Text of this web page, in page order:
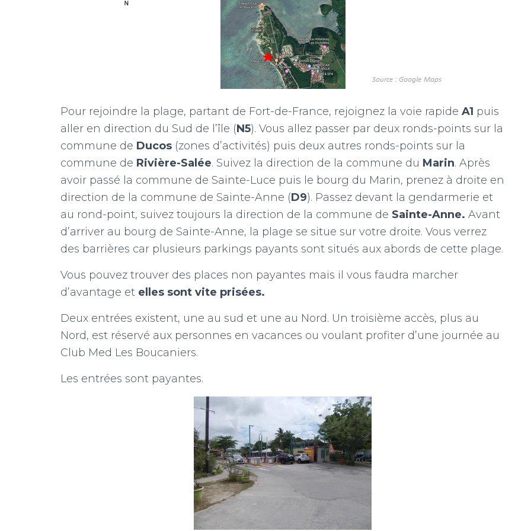
Pour rejoindre la plage, partant de Fort-de-France, rejoignez la voie rapide A1 puis
aller en direction du Sud de l’île (N5). Vous allez passer par deux ronds-points sur la
commune de Ducos (zones d’activités) puis deux autres ronds-points sur la
commune de Rivière-Salée. Suivez la direction de la commune du Marin. Après
avoir passé la commune de Sainte-Luce puis le bourg du Marin, prenez à droite en
direction de la commune de Sainte-Anne (D9). Passez devant la gendarmerie et
au rond-point, suivez toujours la direction de la commune de Sainte-Anne. Avant
d’arriver au bourg de Sainte-Anne, la plage se situe sur votre droite. Vous verrez
des barrières car plusieurs parkings payants sont situés aux abords de cette plage.
Vous pouvez trouver des places non payantes mais il vous faudra marcher
d’avantage et elles sont vite prisées.
Deux entrées existent, une au sud et une au Nord. Un troisième accès, plus au
Nord, est réservé aux personnes en vacances ou voulant profiter d’une journée au
Club Med Les Boucaniers.
Les entrées sont payantes.